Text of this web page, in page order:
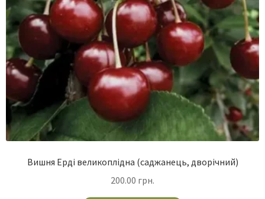
Вишня Ерді великоплідна (саджанець, дворічний)
200.00 грн.